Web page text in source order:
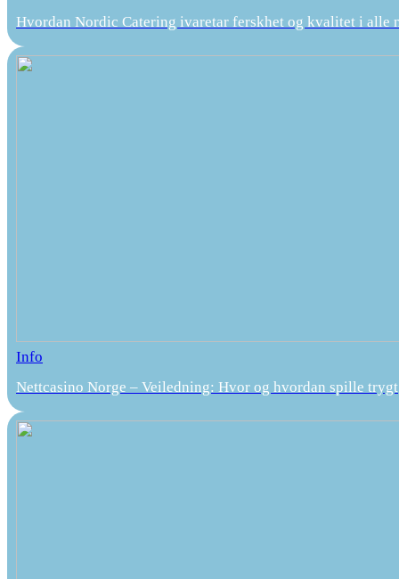
Hvordan Nordic Catering ivaretar ferskhet og kvalitet i alle
Info
Nettcasino Norge – Veiledning: Hvor og hvordan spille trygt